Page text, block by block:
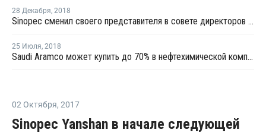
28 Декабря, 2018
Sinopec сменил своего представителя в совете директоров СИБУРа
25 Июля, 2018
Saudi Aramco может купить до 70% в нефтехимической компании Sabic
02 Октября, 2017
Sinopec Yanshan в начале следующей